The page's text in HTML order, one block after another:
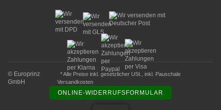
© Europrinz
GmbH
* Alle Preise inkl. gesetzlicher USt., inkl. Pauschale
Versandkosten
ONLINE-WIDERRUFSFORMULAR